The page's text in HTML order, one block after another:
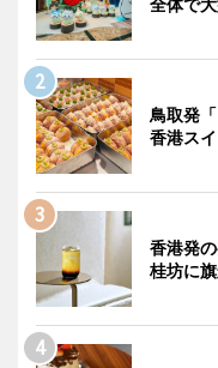
鳥取発
香港ス
香港発
桂坊に